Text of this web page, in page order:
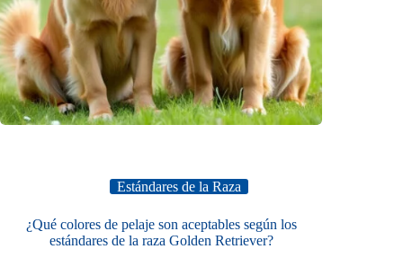
Estándares de la Raza
¿Qué colores de pelaje son aceptables según los
estándares de la raza Golden Retriever?